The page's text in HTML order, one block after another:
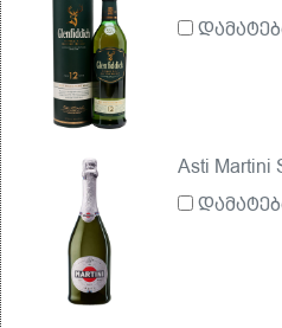
Asti Martini